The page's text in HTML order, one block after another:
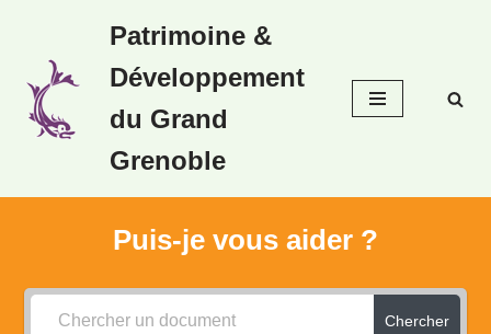
au
contenu
Patrimoine &
Développement
du Grand
Grenoble
Puis-je vous aider ?
Chercher